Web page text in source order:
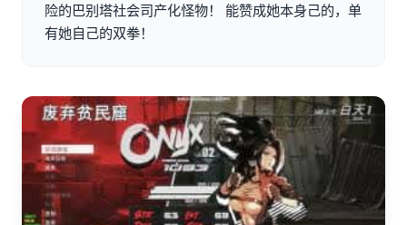
险的巴别塔社会司产化怪物！ 能赞成她本身己的，单
有她自己的双拳！